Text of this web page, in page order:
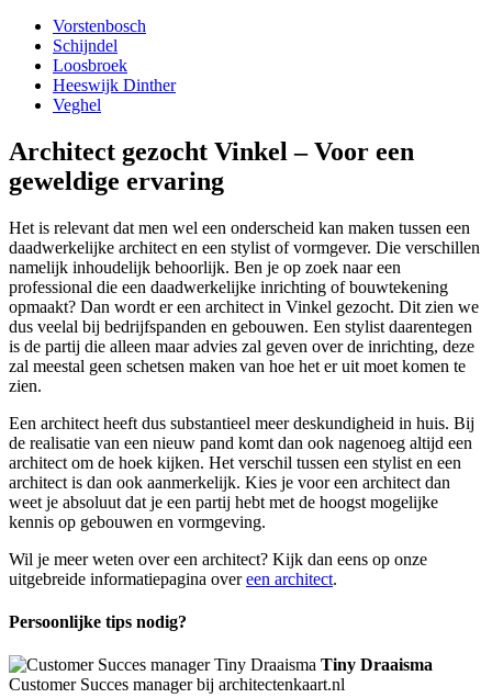
Vorstenbosch
Schijndel
Loosbroek
Heeswijk Dinther
Veghel
Architect gezocht Vinkel – Voor een
geweldige ervaring
Het is relevant dat men wel een onderscheid kan maken tussen een
daadwerkelijke architect en een stylist of vormgever. Die verschillen
namelijk inhoudelijk behoorlijk. Ben je op zoek naar een
professional die een daadwerkelijke inrichting of bouwtekening
opmaakt? Dan wordt er een architect in Vinkel gezocht. Dit zien we
dus veelal bij bedrijfspanden en gebouwen. Een stylist daarentegen
is de partij die alleen maar advies zal geven over de inrichting, deze
zal meestal geen schetsen maken van hoe het er uit moet komen te
zien.
Een architect heeft dus substantieel meer deskundigheid in huis. Bij
de realisatie van een nieuw pand komt dan ook nagenoeg altijd een
architect om de hoek kijken. Het verschil tussen een stylist en een
architect is dan ook aanmerkelijk. Kies je voor een architect dan
weet je absoluut dat je een partij hebt met de hoogst mogelijke
kennis op gebouwen en vormgeving.
Wil je meer weten over een architect? Kijk dan eens op onze
uitgebreide informatiepagina overeen architect.
Persoonlijke tips nodig?
Tiny Draaisma
Customer Succes manager bij architectenkaart.nl